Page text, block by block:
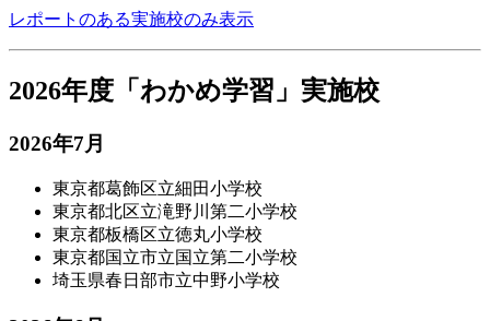
レポートのある実施校のみ表示
2026年度「わかめ学習」実施校
2026年7月
東京都葛飾区立細田小学校
東京都北区立滝野川第二小学校
東京都板橋区立徳丸小学校
東京都国立市立国立第二小学校
埼玉県春日部市立中野小学校